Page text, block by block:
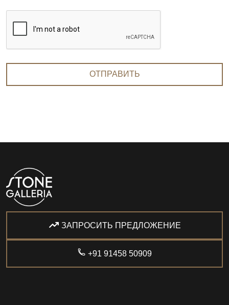
ОТПРАВИТЬ
ЗАПРОСИТЬ ПРЕДЛОЖЕНИЕ
+91 91458 50909